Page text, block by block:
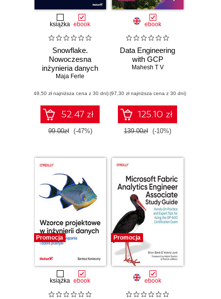
książka ebook
Snowflake.
Nowoczesna
inżynieria danych
w praktyce
Maja Ferle
(49,50 zł najniższa cena z 30 dni)
52.47 zł
99.00zł (-47%)
ebook
Data Engineering
with GCP
Mahesh T V
(97,30 zł najniższa cena z 30 dni)
125.10 zł
139.00zł (-10%)
Promocja
książka ebook
Promocja
ebook